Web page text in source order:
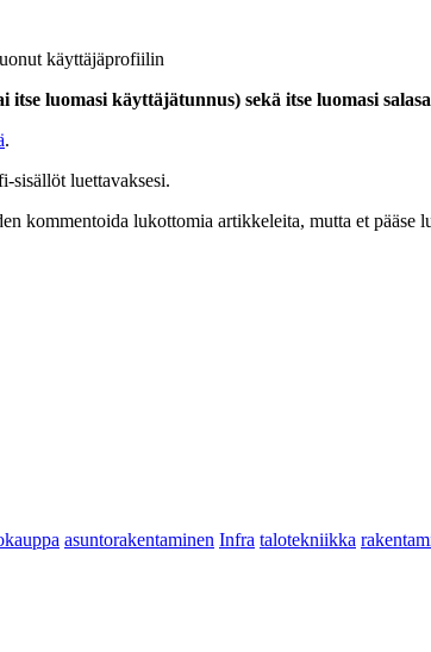
käyttäjäprofiilin
luomasi käyttäjätunnus) sekä itse luomasi
.
sisällöt luettavaksesi.
kommentoida lukottomia artikkeleita, mutta et pääse
asuntorakentaminen Infra talotekniikka